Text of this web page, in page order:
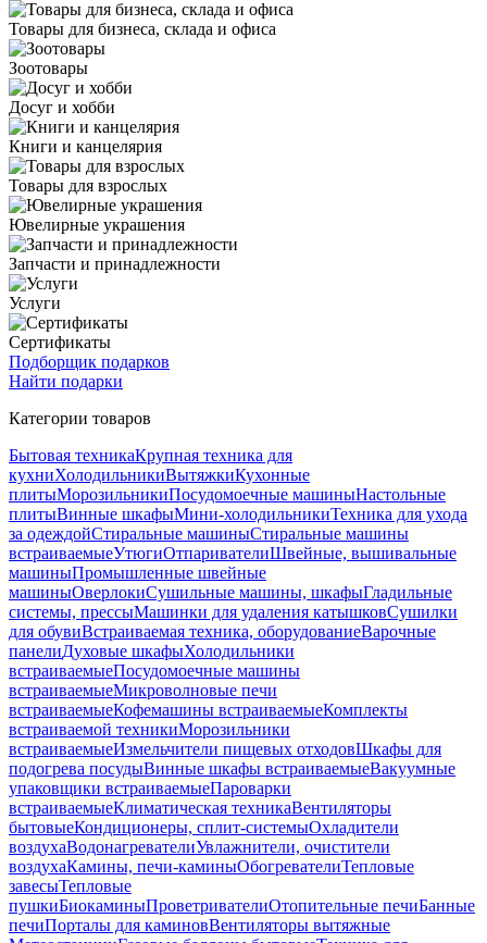
Товары для бизнеса, склада и офиса
Зоотовары
Досуг и хобби
Книги и канцелярия
Товары для взрослых
Ювелирные украшения
Запчасти и принадлежности
Услуги
Сертификаты
Подборщик подарков
Найти подарки
Категории товаров
Бытовая техникаКрупная техника для
кухниХолодильникиВытяжкиКухонные
плитыМорозильникиПосудомоечные машиныНастольные
плитыВинные шкафыМини-холодильникиТехника для ухода
за одеждойСтиральные машиныСтиральные машины
встраиваемыеУтюгиОтпаривателиШвейные, вышивальные
машиныПромышленные швейные
машиныОверлокиСушильные машины, шкафыГладильные
системы, прессыМашинки для удаления катышковСушилки
для обувиВстраиваемая техника, оборудованиеВарочные
панелиДуховые шкафыХолодильники
встраиваемыеПосудомоечные машины
встраиваемыеМикроволновые печи
встраиваемыеКофемашины встраиваемыеКомплекты
встраиваемой техникиМорозильники
встраиваемыеИзмельчители пищевых отходовШкафы для
подогрева посудыВинные шкафы встраиваемыеВакуумные
упаковщики встраиваемыеПароварки
встраиваемыеКлиматическая техникаВентиляторы
бытовыеКондиционеры, сплит-системыОхладители
воздухаВодонагревателиУвлажнители, очистители
воздухаКамины, печи-каминыОбогревателиТепловые
завесыТепловые
пушкиБиокаминыПроветривателиОтопительные печиБанные
печиПорталы для каминовВентиляторы вытяжные